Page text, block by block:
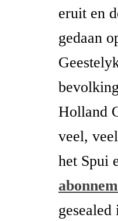
eruit en
gedaan
Holland
veel,
het Spui